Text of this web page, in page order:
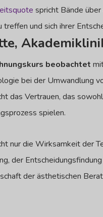
spricht Bände
und sich ihrer
beobachtet
bei der Umwandlung
das Vertrauen, das
spielen.
nur die Wirksamkeit der
der
der ästhetischen